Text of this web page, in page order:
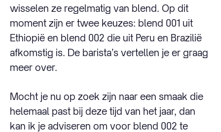
wisselen ze regelmatig van blend. Op dit
moment zijn er twee keuzes: blend 001 uit
Ethiopië en blend 002 die uit Peru en Brazilië
afkomstig is. De barista’s vertellen je er graag
meer over.
Mocht je nu op zoek zijn naar een smaak die
helemaal past bij deze tijd van het jaar, dan
kan ik je adviseren om voor blend 002 te